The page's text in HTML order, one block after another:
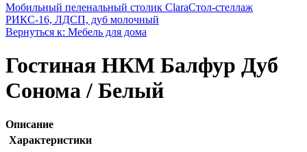
Мобильный пеленальный столик ClaraСтол-стеллаж
РИКС-16, ЛДСП, дуб молочный
Вернуться к: Мебель для дома
Гостиная НКМ Балфур Дуб
Сонома / Белый
Описание
Характеристики